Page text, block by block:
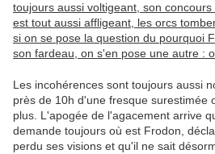
toujours aussi voltigeant, son
est tout aussi affligeant, les orcs
si on se pose la question du pourquoi
son fardeau, on s'en pose une autre :
Les incohérences sont toujours aussi
près de 10h d'une fresque surestimée
plus. L'apogée de l'agacement arrive
demande toujours où est Frodon,
perdu ses visions et qu'il ne sait